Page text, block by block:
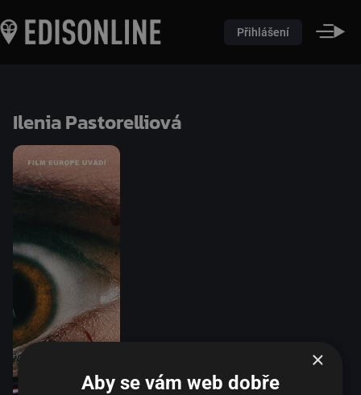
Přihlášení
Ilenia Pastorelliová
×
Aby se vám web dobře